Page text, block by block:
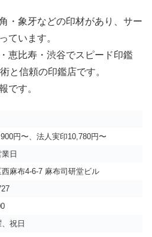
・象牙などの印材があり、サー
ています。
恵比寿・渋谷でスピード印鑑
と信頼の印鑑店です。
です。
円〜、法人実印10,780円〜
日
麻布4-6-7 麻布司研堂ビル
祝日